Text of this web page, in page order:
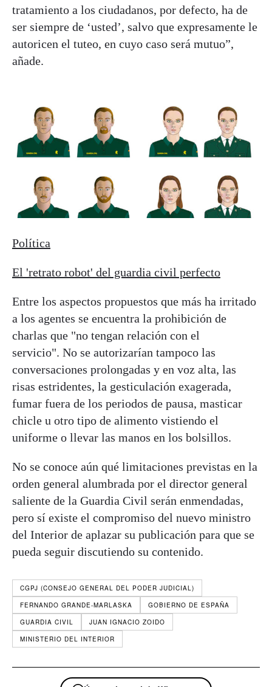
tratamiento a los ciudadanos, por defecto, ha de
ser siempre de ‘usted’, salvo que expresamente le
autoricen el tuteo, en cuyo caso será mutuo”,
añade.
Política
El 'retrato robot' del guardia civil perfecto
Entre los aspectos propuestos que más ha irritado
a los agentes se encuentra la prohibición de
charlas que "no tengan relación con el
servicio". No se autorizarían tampoco las
conversaciones prolongadas y en voz alta, las
risas estridentes, la gesticulación exagerada,
fumar fuera de los periodos de pausa, masticar
chicle u otro tipo de alimento vistiendo el
uniforme o llevar las manos en los bolsillos.
No se conoce aún qué limitaciones previstas en la
orden general alumbrada por el director general
saliente de la Guardia Civil serán enmendadas,
pero sí existe el compromiso del nuevo ministro
del Interior de aplazar su publicación para que se
pueda seguir discutiendo su contenido.
CGPJ (CONSEJO GENERAL DEL PODER JUDICIAL)
FERNANDO GRANDE-MARLASKA
GOBIERNO DE ESPAÑA
GUARDIA CIVIL
JUAN IGNACIO ZOIDO
MINISTERIO DEL INTERIOR